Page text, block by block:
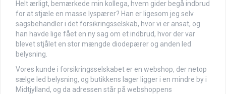
Helt ærligt, bemærkede min kollega, hvem gider begå indbrud
for at stjæle en masse lyspærer? Han er ligesom jeg selv
sagsbehandler i det forsikringsselskab, hvor vi er ansat, og
han havde lige fået en ny sag om et indbrud, hvor der var
blevet stjålet en stor mængde diodepærer og anden led
belysning.
Vores kunde i forsikringsselskabet er en webshop, der netop
sælge led belysning, og butikkens lager ligger i en mindre by i
Midtjylland, og da adressen står på webshoppens